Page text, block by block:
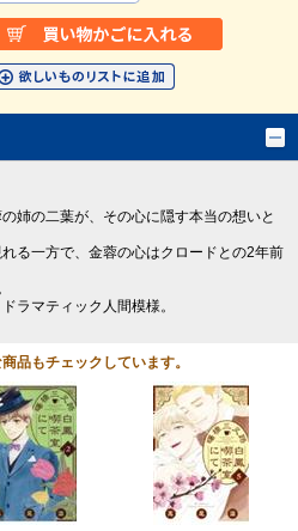
姉の二葉が、その心に隠す本当の想いと
る一方で、金蓉の心はクロードとの2年前
ラマティック人間模様。
品もチェックしています。